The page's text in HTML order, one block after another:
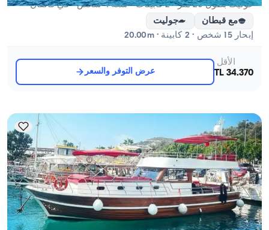
غوليت بطول 20 متر - 2 كابينات - سعة 4 شخص - في قالقان
مع قبطان
جوليت
إبحار 15 شخص · 2 كابينة · 20.00m
الأقل
34.370 TL
عرض التوفر والسعر